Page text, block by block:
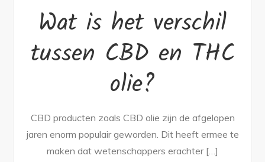
Wat is het verschil
tussen CBD en THC
olie?
CBD producten zoals CBD olie zijn de afgelopen
jaren enorm populair geworden. Dit heeft ermee te
maken dat wetenschappers erachter […]